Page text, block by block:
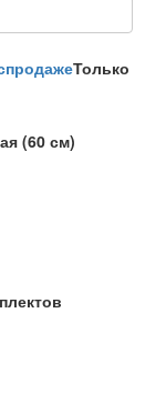
Только
(60 см)